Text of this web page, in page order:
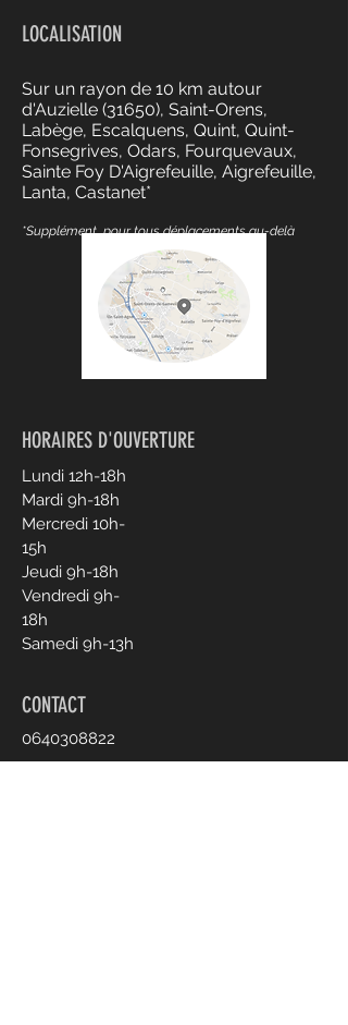
LOCALISATION
Sur un rayon de 10 km autour
d'Auzielle (31650), Saint-Orens,
Labège, Escalquens, Quint, Quint-
Fonsegrives, Odars, Fourquevaux,
Sainte Foy D'Aigrefeuille, Aigrefeuille,
Lanta, Castanet*
*Supplément pour tous déplacements au-delà
HORAIRES D'OUVERTURE
Lundi 12h-18h
Mardi 9h-18h
Mercredi 10h-
15h
Jeudi 9h-18h
Vendredi 9h-
18h
Samedi 9h-13h
CONTACT
0640308822